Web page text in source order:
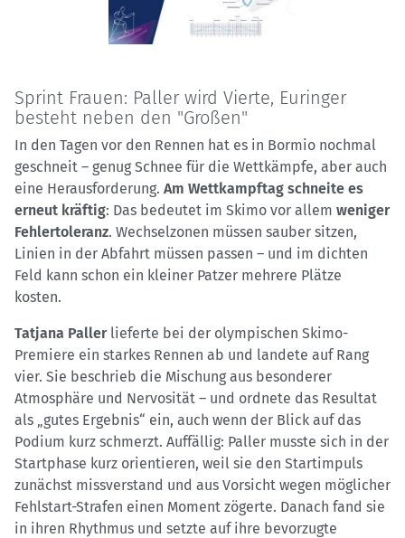
Sprint Frauen: Paller wird Vierte, Euringer
besteht neben den "Großen"
In den Tagen vor den Rennen hat es in Bormio nochmal
geschneit – genug Schnee für die Wettkämpfe, aber auch
eine Herausforderung. Am Wettkampftag schneite es
erneut kräftig: Das bedeutet im Skimo vor allem weniger
Fehlertoleranz. Wechselzonen müssen sauber sitzen,
Linien in der Abfahrt müssen passen – und im dichten
Feld kann schon ein kleiner Patzer mehrere Plätze
kosten.
Tatjana Pallerlieferte bei der olympischen Skimo-
Premiere ein starkes Rennen ab und landete auf Rang
vier. Sie beschrieb die Mischung aus besonderer
Atmosphäre und Nervosität – und ordnete das Resultat
als „gutes Ergebnis“ ein, auch wenn der Blick auf das
Podium kurz schmerzt. Auffällig: Paller musste sich in der
Startphase kurz orientieren, weil sie den Startimpuls
zunächst missverstand und aus Vorsicht wegen möglicher
Fehlstart-Strafen einen Moment zögerte. Danach fand sie
in ihren Rhythmus und setzte auf ihre bevorzugte